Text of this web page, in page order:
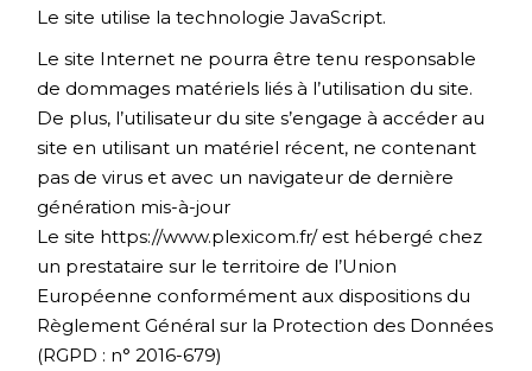
Le site utilise la technologie JavaScript.
Le site Internet ne pourra être tenu responsable
de dommages matériels liés à l’utilisation du site.
De plus, l’utilisateur du site s’engage à accéder au
site en utilisant un matériel récent, ne contenant
pas de virus et avec un navigateur de dernière
génération mis-à-jour
Le site https://www.plexicom.fr/est hébergé chez
un prestataire sur le territoire de l’Union
Européenne conformément aux dispositions du
Règlement Général sur la Protection des Données
(RGPD : n° 2016-679)